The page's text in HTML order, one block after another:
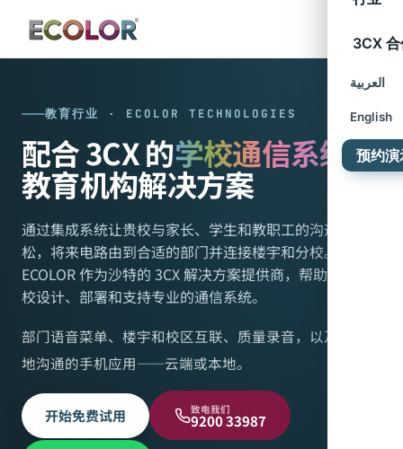
3CX
العربية
English
预约演
教育行业 · ECOLOR TECHNOLOGIES
配合 3CX 的学校通信系统和
教育机构解决方案
通过集成系统让贵校与家长、学生和教职工的沟通变得轻
松，将来电路由到合适的部门并连接楼宇和分校。
ECOLOR 作为沙特的 3CX 解决方案提供商，帮助您为学
校设计、部署和支持专业的通信系统。
部门语音菜单、楼宇和校区互联、质量录音，以及随时随
地沟通的手机应用——云端或本地。
开始免费试用 致电我们
9200 33987